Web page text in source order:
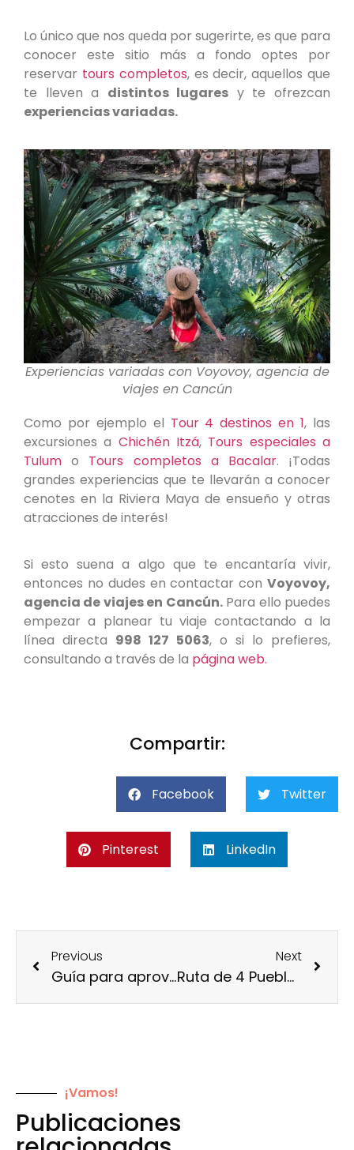
Lo único que nos queda por sugerirte, es que para
conocer este sitio más a fondo optes por
reservar tours completos, es decir, aquellos que
te lleven a distintos lugares y te ofrezcan
experiencias variadas.
Experiencias variadas con Voyovoy, agencia de
viajes en Cancún
Como por ejemplo el Tour 4 destinos en 1, las
excursiones a Chichén Itzá, Tours especiales a
Tulum o Tours completos a Bacalar. ¡Todas
grandes experiencias que te llevarán a conocer
cenotes en la Riviera Maya de ensueño y otras
atracciones de interés!
Si esto suena a algo que te encantaría vivir,
entonces no dudes en contactar con Voyovoy,
agencia de viajes en Cancún. Para ello puedes
empezar a planear tu viaje contactando a la
línea directa 998 127 5063, o si lo prefieres,
consultando a través de la página web.
Compartir:
Facebook Twitter
Pinterest LinkedIn
Previous
Guía para aprovechar el Hot Sale 2023
Next
Ruta de 4 Pueblos Mágicos cerca de Cancún
¡Vamos!
Publicaciones